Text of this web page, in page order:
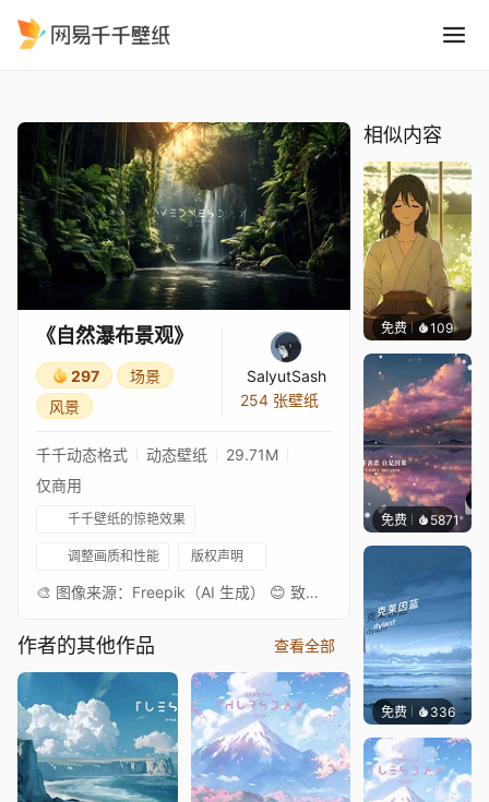
《自然瀑布景观》
297
场景
风景
SalyutSash
254 张壁纸
千千动态格式 动态壁纸
29.71M
仅商用
千千壁纸的惊艳效果
调整画质和性能 版权声明
🎨 图像来源：Freepik（AI 生成） 😊 致谢语：感谢相伴😊⭐ 🌺 标注：AI 生成内容
作者的其他作品 查看全部
相似内容
免费 109
免费 5871冰茶
免费 336冰茶Ln